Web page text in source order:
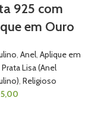
925 com
em Ouro
, Anel, Aplique em
Prata Lisa (Anel
, Religioso